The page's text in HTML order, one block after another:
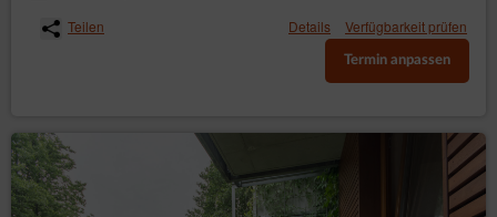
Teilen
Details Verfügbarkeit prüfen
Termin anpassen